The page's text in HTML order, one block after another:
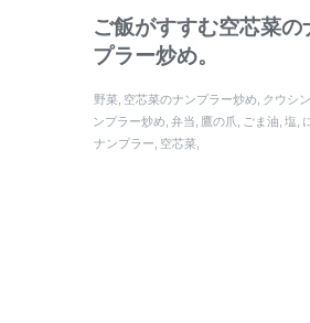
ご飯がすすむ空芯菜の
プラー炒め。
野菜 空芯菜のナンプラー炒め クウシ
ンプラー炒め 弁当 鷹の爪 ごま油 塩
ナンプラー 空芯菜